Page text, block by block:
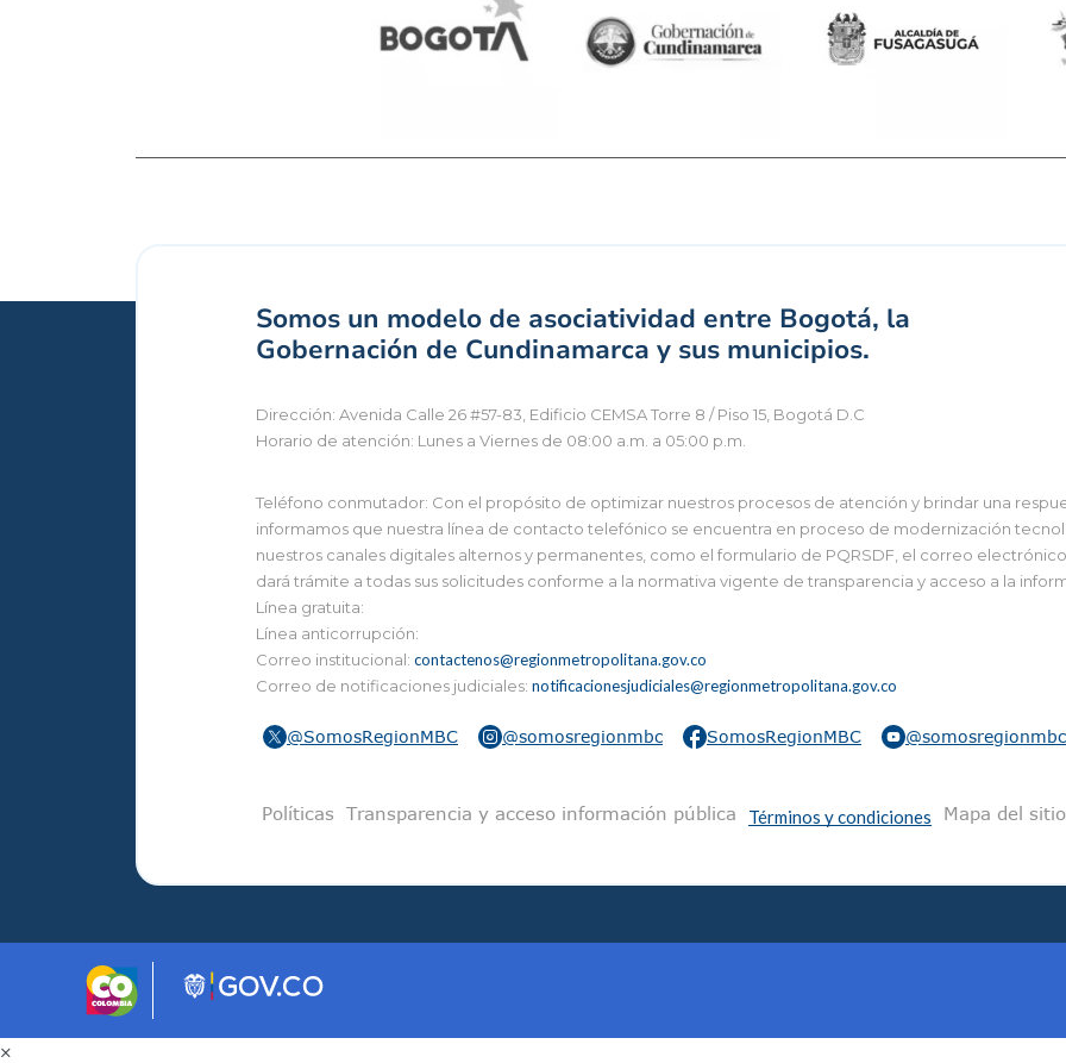
Somos un modelo de asociatividad entre Bogotá, la
Gobernación de Cundinamarca y sus municipios.
Dirección: Avenida Calle 26 #57-83, Edificio CEMSA Torre 8 / Piso 15, Bogotá D.C
Horario de atención: Lunes a Viernes de 08:00 a.m. a 05:00 p.m.
Teléfono conmutador: Con el propósito de optimizar nuestros procesos de atención y brindar una
informamos que nuestra línea de contacto telefónico se encuentra en proceso de modernización
nuestros canales digitales alternos y permanentes, como el formulario de PQRSDF, el correo
dará trámite a todas sus solicitudes conforme a la normativa vigente de transparencia y acceso a la
Línea gratuita:
Línea anticorrupción:
Correo institucional: contactenos@regionmetropolitana.gov.co
Correo de notificaciones judiciales: notificacionesjudiciales@regionmetropolitana.gov.co
@SomosRegionMBC @somosregionmbc SomosRegionMBC @somosregionmbc
Pie de página
Políticas Transparencia y acceso información pública Términos y condiciones Mapa del sitio
×